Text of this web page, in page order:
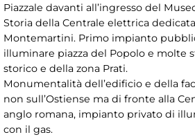
Piazzale davanti all’ingresso del
Storia della Centrale elettrica
Montemartini. Primo impianto
illuminare piazza del Popolo e molte
storico e della zona Prati.
Monumentalità dell’edificio e della
non sull’Ostiense ma di fronte alla
anglo romana, impianto privato di
con il gas.